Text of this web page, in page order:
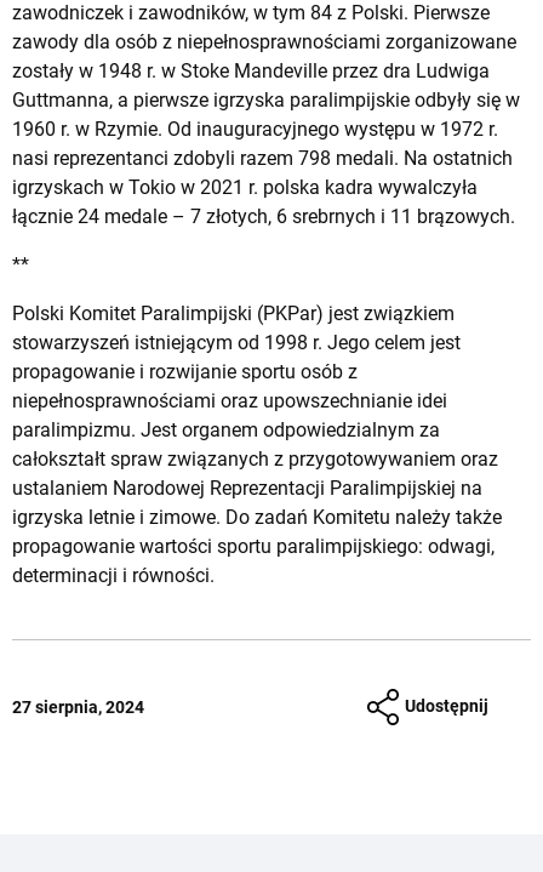
zawodniczek i zawodników, w tym 84 z Polski. Pierwsze
zawody dla osób z niepełnosprawnościami zorganizowane
zostały w 1948 r. w Stoke Mandeville przez dra Ludwiga
Guttmanna, a pierwsze igrzyska paralimpijskie odbyły się w
1960 r. w Rzymie. Od inauguracyjnego występu w 1972 r.
nasi reprezentanci zdobyli razem 798 medali. Na ostatnich
igrzyskach w Tokio w 2021 r. polska kadra wywalczyła
łącznie 24 medale – 7 złotych, 6 srebrnych i 11 brązowych.
**
Polski Komitet Paralimpijski (PKPar) jest związkiem
stowarzyszeń istniejącym od 1998 r. Jego celem jest
propagowanie i rozwijanie sportu osób z
niepełnosprawnościami oraz upowszechnianie idei
paralimpizmu. Jest organem odpowiedzialnym za
całokształt spraw związanych z przygotowywaniem oraz
ustalaniem Narodowej Reprezentacji Paralimpijskiej na
igrzyska letnie i zimowe. Do zadań Komitetu należy także
propagowanie wartości sportu paralimpijskiego: odwagi,
determinacji i równości.
27 sierpnia, 2024 Udostępnij